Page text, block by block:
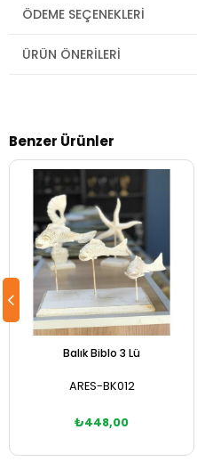
ÖDEME SEÇENEKLERI
ÜRÜN ÖNERILERI
Benzer Ürünler
Balık Biblo 3 Lü
ARES-BK012
₺448,00